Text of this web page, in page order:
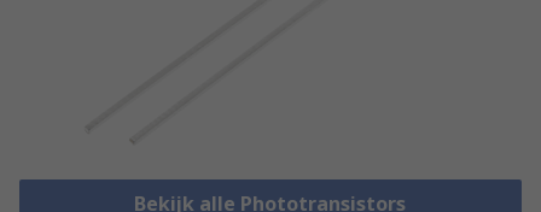
Bekijk alle Phototransistors